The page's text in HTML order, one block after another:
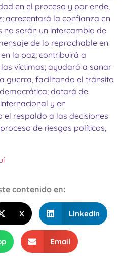
en el proceso y por ende,
acrecentará la confianza en
no serán un intercambio de
de lo reprochable en
la paz; contribuirá a
víctimas; ayudará a sanar
guerra, facilitando el tránsito
dotará de
y en
el respaldo a las decisiones
de riesgos políticos,
contenido en:
X LinkedIn
Email